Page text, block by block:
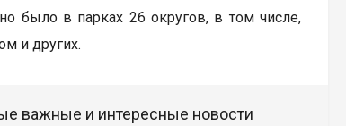
было в парках 26 округов, в том числе,
и других.
важные и интересные новости